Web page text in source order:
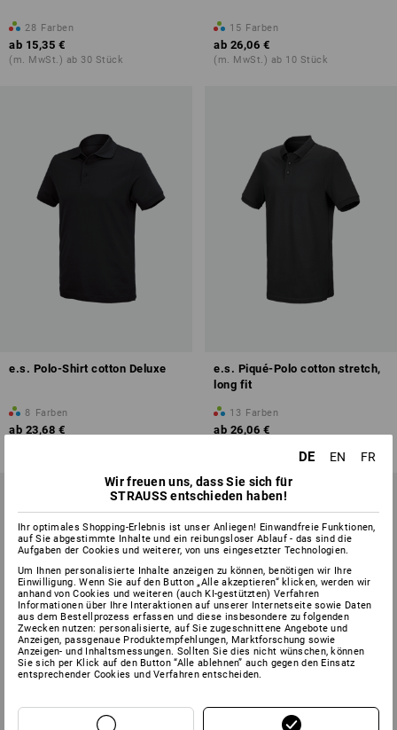
28 Farben
ab 15,35 €
(m. MwSt.) ab 30 Stück
15 Farben
ab 26,06 €
(m. MwSt.) ab 10 Stück
e.s. Polo-Shirt cotton Deluxe
8 Farben
ab 23,68 €
e.s. Piqué-Polo cotton stretch,
long fit
13 Farben
ab 26,06 €
DE EN
FR
Wir freuen uns, dass Sie sich für
STRAUSS entschieden haben!
Ihr optimales Shopping-Erlebnis ist unser Anliegen! Einwandfreie Funktionen,
auf Sie abgestimmte Inhalte und ein reibungsloser Ablauf - das sind die
Aufgaben der Cookies und weiterer, von uns eingesetzter Technologien.
Um Ihnen personalisierte Inhalte anzeigen zu können, benötigen wir Ihre
Einwilligung. Wenn Sie auf den Button „Alle akzeptieren“ klicken, werden wir
anhand von Cookies und weiteren (auch KI-gestützten) Verfahren
Informationen über Ihre Interaktionen auf unserer Internetseite sowie Daten
aus dem Bestellprozess erfassen und diese insbesondere zu folgenden
Zwecken nutzen: personalisierte, auf Sie zugeschnittene Angebote und
Anzeigen, passgenaue Produktempfehlungen, Marktforschung sowie
Anzeigen- und Inhaltsmessungen. Sollten Sie dies nicht wünschen, können
Sie sich per Klick auf den Button “Alle ablehnen” auch gegen den Einsatz
entsprechender Cookies und Verfahren entscheiden.